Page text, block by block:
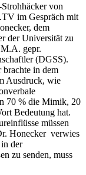
von
im Gespräch mit
dem
der Universität zu
gepr.
(DGSS).
in dem
Ausdruck, wie
70 % die Mimik, 20
Bedeutung hat.
müssen
Honecker verwies
der
zu senden, muss